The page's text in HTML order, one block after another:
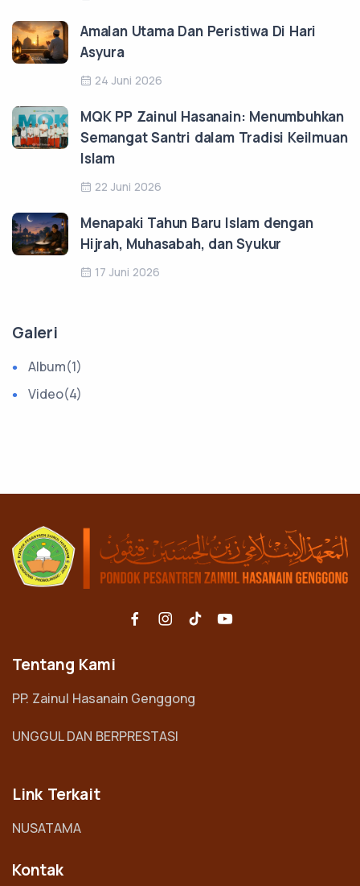
Amalan Utama Dan Peristiwa Di Hari
Asyura
24 Juni 2026
MQK PP Zainul Hasanain: Menumbuhkan
Semangat Santri dalam Tradisi Keilmuan
Islam
22 Juni 2026
Menapaki Tahun Baru Islam dengan
Hijrah, Muhasabah, dan Syukur
17 Juni 2026
Galeri
Album(1)
Video(4)
Tentang Kami
PP. Zainul Hasanain Genggong
UNGGUL DAN BERPRESTASI
Link Terkait
NUSATAMA
Kontak